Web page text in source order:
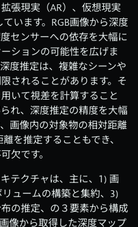
張現実（AR）、仮想現実
ています。RGB画像から深度
センサーへの依存を大幅に
ションの可能性を広げま
度推定は、複雑なシーンや
されることがあります。そ
いて視差を計算すること
れ、深度推定の精度を大幅
画像内の対象物の相対距離
を推定することもでき、
欠です。
テクチャは、主に、1) 画
ュームの構築と集約、3)
の推定、の３要素から構成
像から取得した深度マップ